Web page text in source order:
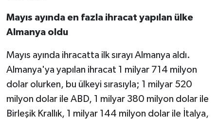
Mayıs ayında en fazla ihracat yapılan ülke
Almanya oldu
Mayıs ayında ihracatta ilk sırayı Almanya aldı.
Almanya'ya yapılan ihracat 1 milyar 714 milyon
dolar olurken, bu ülkeyi sırasıyla; 1 milyar 520
milyon dolar ile ABD, 1 milyar 380 milyon dolar ile
Birleşik Krallık, 1 milyar 144 milyon dolar ile İtalya,